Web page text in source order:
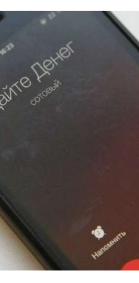
зарплатного
вошли в топ‑15
и фармацевтики
Волгограда стартует
через Волго‑Донской
Волгограде пройдёт
Года единства народов